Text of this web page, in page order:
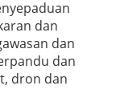
dan
dan
dan
dron dan